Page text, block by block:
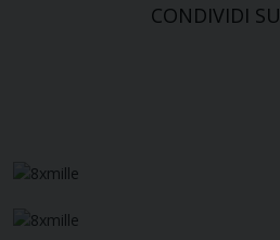
CONDIVIDI SU